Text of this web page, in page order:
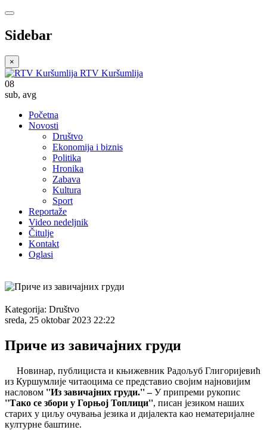
Sidebar
×
RTV Kuršumlija
08
sub, avg
Početna
Novosti
Društvo
Ekonomija i biznis
Politika
Hronika
Zabava
Kultura
Sport
Reportaže
Video nedeljnik
Čitulje
Kontakt
Oglasi
Kategorija: Društvo
sreda, 25 oktobar 2023 22:22
Приче из завичајних груди
Новинар, публициста и књижевник Радољуб Глигоријевић
из Куршумлије читаоцима се представио својим најновијим
насловом ''Из завичајних груди.'' –У припреми рукопис
''Тако се збори у Горњој Топлици'', писан језиком наших
старих у циљу очувања језика и дијалекта као нематеријалне
културне баштине.